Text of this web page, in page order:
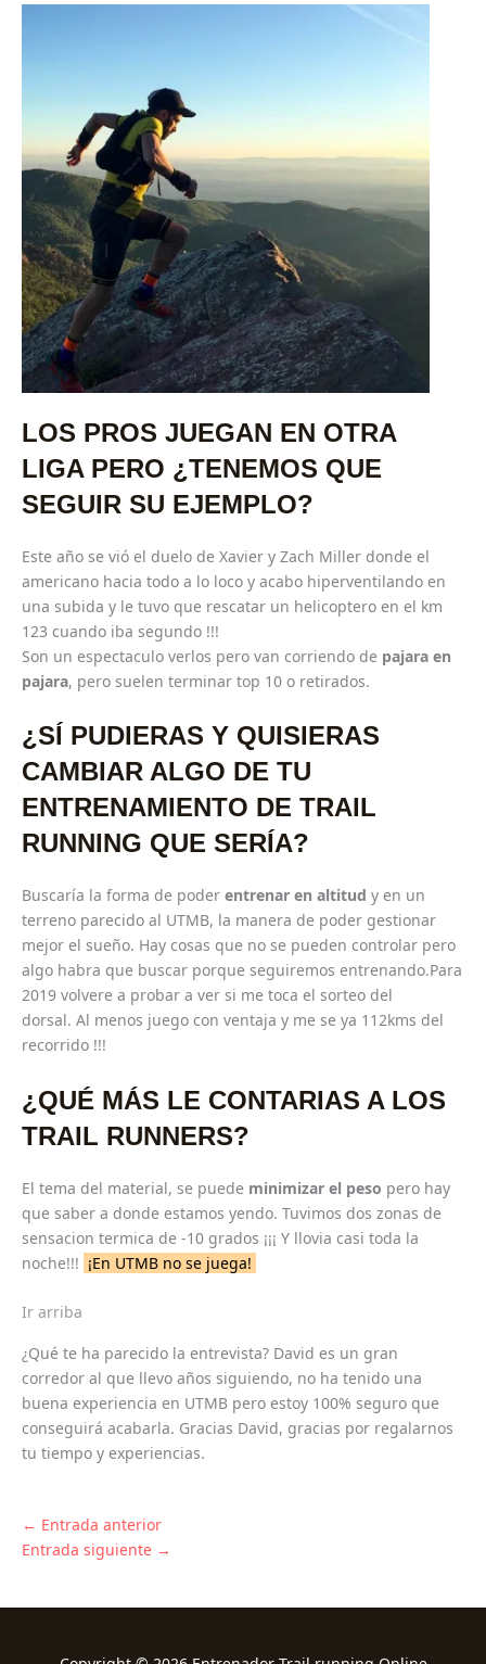
LOS PROS JUEGAN EN OTRA
LIGA PERO ¿TENEMOS QUE
SEGUIR SU EJEMPLO?
Este año se vió el duelo de Xavier y Zach Miller donde el
americano hacia todo a lo loco y acabo hiperventilando en
una subida y le tuvo que rescatar un helicoptero en el km
123 cuando iba segundo !!!
Son un espectaculo verlos pero van corriendo de pajara en
pajara, pero suelen terminar top 10 o retirados.
¿SÍ PUDIERAS Y QUISIERAS
CAMBIAR ALGO DE TU
ENTRENAMIENTO DE TRAIL
RUNNING QUE SERÍA?
Buscaría la forma de poder entrenar en altitud y en un
terreno parecido al UTMB, la manera de poder gestionar
mejor el sueño. Hay cosas que no se pueden controlar pero
algo habra que buscar porque seguiremos entrenando.Para
2019 volvere a probar a ver si me toca el sorteo del
dorsal. Al menos juego con ventaja y me se ya 112kms del
recorrido !!!
¿QUÉ MÁS LE CONTARIAS A LOS
TRAIL RUNNERS?
El tema del material, se puede minimizar el peso pero hay
que saber a donde estamos yendo. Tuvimos dos zonas de
sensacion termica de -10 grados ¡¡¡ Y llovia casi toda la
noche!!! ¡En UTMB no se juega!
Ir arriba
¿Qué te ha parecido la entrevista? David es un gran
corredor al que llevo años siguiendo, no ha tenido una
buena experiencia en UTMB pero estoy 100% seguro que
conseguirá acabarla. Gracias David, gracias por regalarnos
tu tiempo y experiencias.
← Entrada anterior
Entrada siguiente →